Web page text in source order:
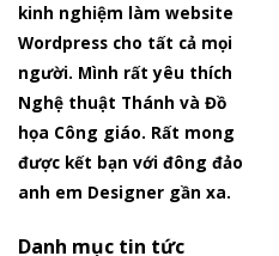
kinh nghiệm làm website
Wordpress cho tất cả mọi
người. Mình rất yêu thích
Nghệ thuật Thánh và Đồ
họa Công giáo. Rất mong
được kết bạn với đông đảo
anh em Designer gần xa.
Danh mục tin tức